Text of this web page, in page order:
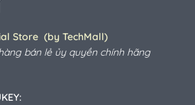
Store (by TechMall)
bán lẻ ủy quyền chính hãng